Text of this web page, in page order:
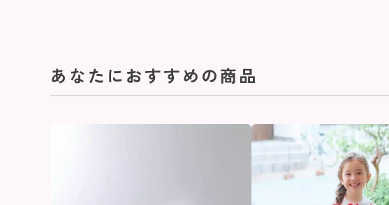
あなたにおすすめの商品